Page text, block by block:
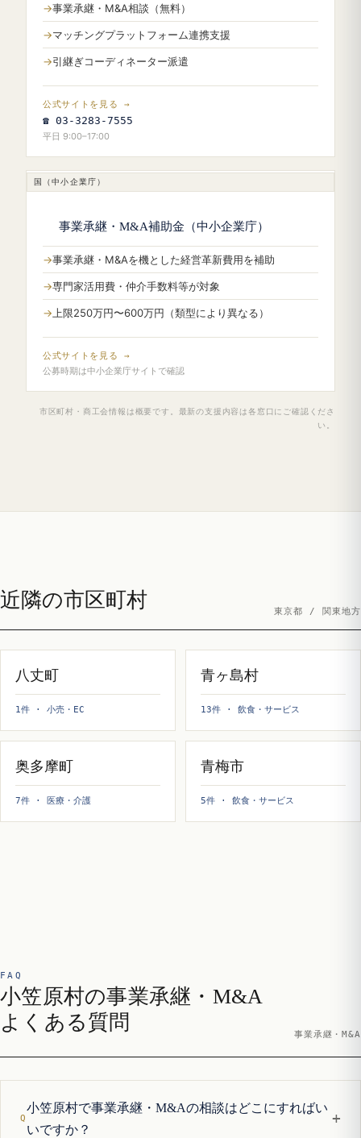
事業承継・M&A相談（無料）
マッチングプラットフォーム連携支援
引継ぎコーディネーター派遣
公式サイトを見る →
☎ 03-3283-7555
平日 9:00–17:00
国（中小企業庁）
事業承継・M&A補助金（中小企業庁）
事業承継・M&Aを機とした経営革新費用を補助
専門家活用費・仲介手数料等が対象
上限250万円〜600万円（類型により異なる）
公式サイトを見る →
公募時期は中小企業庁サイトで確認
市区町村・商工会情報は概要です。最新の支援内容は各窓口にご確認くださ
い。
近隣の市区町村 東京都 / 関東地方
八丈町
1件 · 小売・EC
青ヶ島村
13件 · 飲食・サービス
奥多摩町
7件 · 医療・介護
青梅市
5件 · 飲食・サービス
FAQ
小笠原村の事業承継・M&A
よくある質問
事業承継・M&A
小笠原村で事業承継・M&Aの相談はどこにすればい
いですか？
+